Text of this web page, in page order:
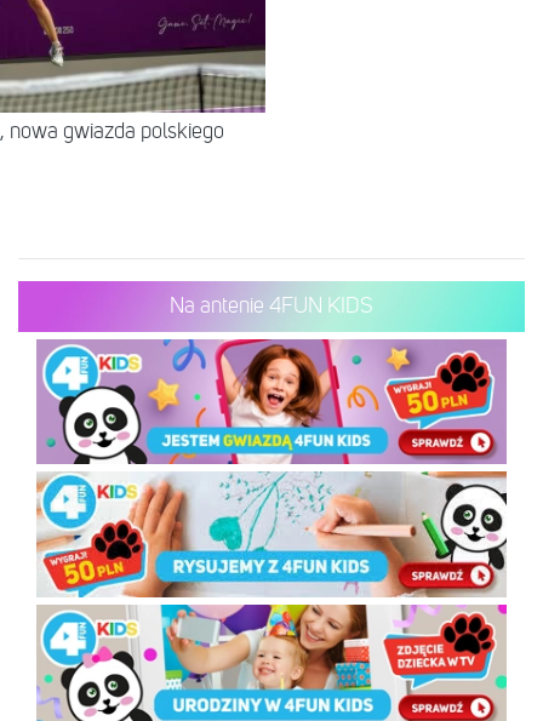
nowa gwiazda polskiego
Na antenie 4FUN KIDS